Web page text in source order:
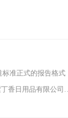
标准正式的报告格式
香日用品有限公司
觉得我不仅学习了